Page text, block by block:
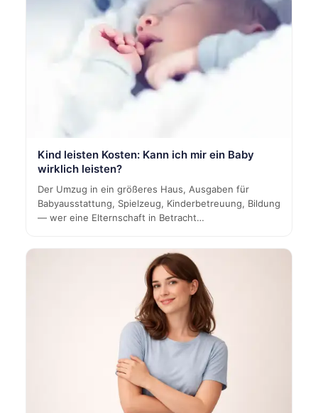
Kind leisten Kosten: Kann ich mir ein Baby
wirklich leisten?
Der Umzug in ein größeres Haus, Ausgaben für
Babyausstattung, Spielzeug, Kinderbetreuung, Bildung
— wer eine Elternschaft in Betracht…